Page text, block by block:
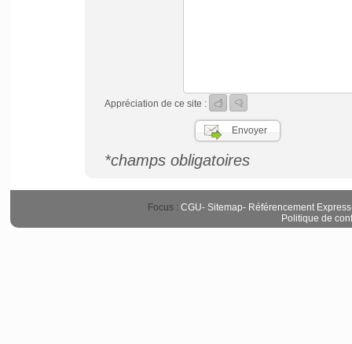
Appréciation de ce site :
*champs obligatoires
Focus : CGU- Sitemap- Référencement Express
Politique de